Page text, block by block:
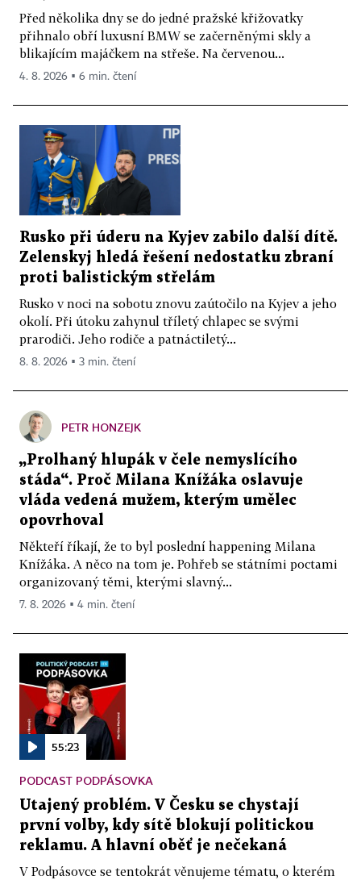
Před několika dny se do jedné pražské křižovatky
přihnalo obří luxusní BMW se začerněnými skly a
blikajícím majáčkem na střeše. Na červenou...
4. 8. 2026 ▪ 6 min. čtení
Rusko při úderu na Kyjev zabilo další dítě.
Zelenskyj hledá řešení nedostatku zbraní
proti balistickým střelám
Rusko v noci na sobotu znovu zaútočilo na Kyjev a jeho
okolí. Při útoku zahynul tříletý chlapec se svými
prarodiči. Jeho rodiče a patnáctiletý...
8. 8. 2026 ▪ 3 min. čtení
PETR HONZEJK
„Prolhaný hlupák v čele nemyslícího
stáda“. Proč Milana Knížáka oslavuje
vláda vedená mužem, kterým umělec
opovrhoval
Někteří říkají, že to byl poslední happening Milana
Knížáka. A něco na tom je. Pohřeb se státními poctami
organizovaný těmi, kterými slavný...
7. 8. 2026 ▪ 4 min. čtení
55:23
PODCAST PODPÁSOVKA
Utajený problém. V Česku se chystají
první volby, kdy sítě blokují politickou
reklamu. A hlavní oběť je nečekaná
V Podpásovce se tentokrát věnujeme tématu, o kterém